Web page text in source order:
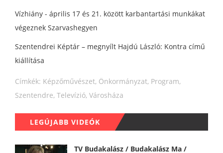
Vízhiány - április 17 és 21. között karbantartási munkákat
végeznek Szarvashegyen
Szentendrei Képtár – megnyílt Hajdú László: Kontra című
kiállítása
Címkék: Képzőművészet, Önkormányzat, Program,
Szentendre, Televízió, Városháza
LEGÚJABB VIDEÓK
TV Budakalász / Budakalász Ma /